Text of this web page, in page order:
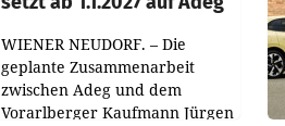
WIENER NEUDORF. – Die
geplante Zusammenarbeit
zwischen Adeg und dem
Vorarlberger Kaufmann Jürgen